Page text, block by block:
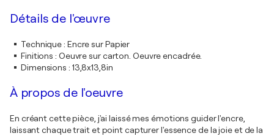
Détails de l'œuvre
Technique: Encre sur Papier
Finitions : Oeuvre sur carton. Oeuvre encadrée.
Dimensions : 13,8x13,8in
À propos de l'oeuvre
En créant cette pièce, j'ai laissé mes émotions guider l'encre,
laissant chaque trait et point capturer l'essence de la joie et de la